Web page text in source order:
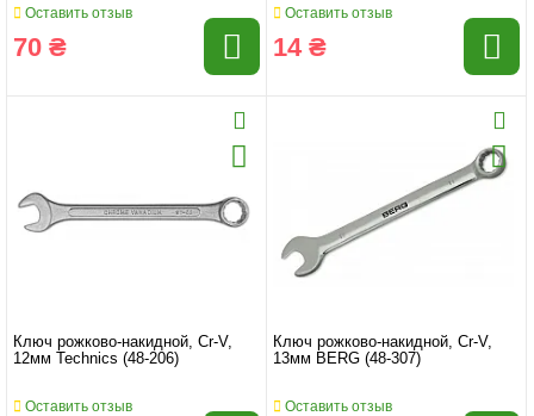
Оставить отзыв
70 ₴
Оставить отзыв
14 ₴
Ключ рожково-накидной, Cr-V,
12мм Technics (48-206)
Оставить отзыв
Ключ рожково-накидной, Cr-V,
13мм BERG (48-307)
Оставить отзыв